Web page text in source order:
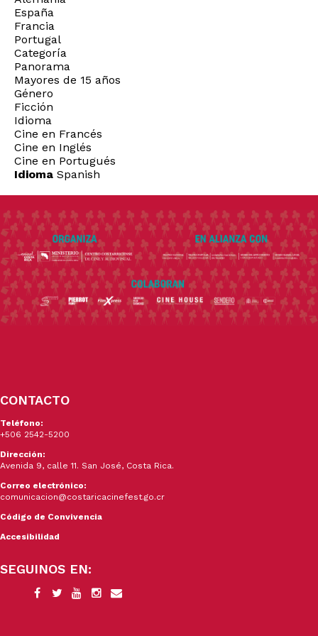
España
Francia
Portugal
Categoría
Panorama
Mayores de 15 años
Género
Ficción
Idioma
Cine en Francés
Cine en Inglés
Cine en Portugués
Idioma Spanish
CONTACTO
Teléfono:
+506 2542-5200
Dirección:
Avenida 9, calle 11. San José, Costa Rica.
Correo electrónico:
comunicacion@costaricacinefest.go.cr
Código de Convivencia
Accesibilidad
SEGUINOS EN: